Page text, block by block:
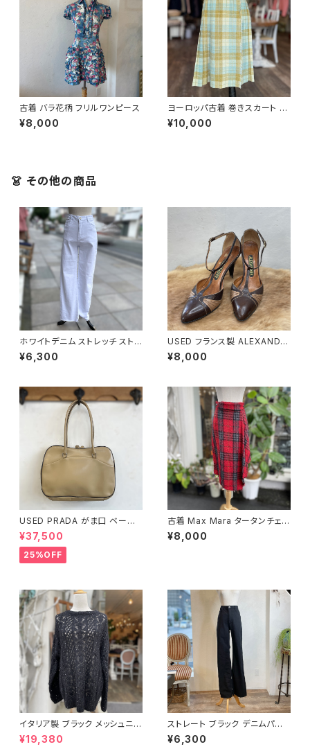
古着 バラ花柄 フリルワンピース
¥8,000
ヨーロッパ古着 巻きスカート チ
ェック柄 グリーン
¥10,000
👗 その他の商品
ホワイトデニム ストレッチ ストレ
ート パンツ
¥6,300
USED フランス製 ALEXANDE
R 本革 ストラップパンプス
¥8,000
USED PRADA がま口 ベージ
ュ ハンドバッグ
¥37,500
25%OFF
古着 Max Mara タータンチェッ
ク レッド巻きスカート
¥8,000
イタリア製 ブラック メッシュニッ
ト
¥19,380
ストレート ブラック デニムパン
ツ
¥6,300